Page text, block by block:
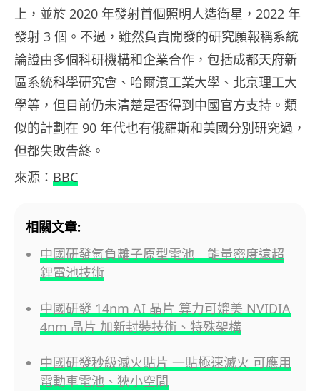
上，並於 2020 年發射首個照明人造衛星，2022 年
發射 3 個。不過，雖然負責開發的研究願報稱系統
論證由多個科研機構和企業合作，包括成都天府新
區系統科學研究會、哈爾濱工業大學、北京理工大
學等，但目前仍未清楚是否得到中國官方支持。類
似的計劃在 90 年代也有俄羅斯和美國分別研究過，
但都失敗告終。
來源： BBC
相關文章:
中國研發氫負離子原型電池 能量密度遠超
鋰電池技術
中國研發 14nm AI 晶片 算力可媲美 NVIDIA
4nm 晶片 加新封裝技術、特殊架構
中國研發秒級滅火貼片 一貼極速滅火 可應用
電動車電池、狹小空間